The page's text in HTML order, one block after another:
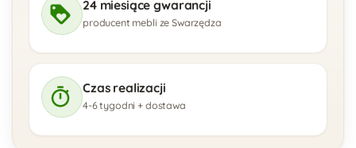
24 miesiące gwarancji
producent mebli ze Swarzędza
Czas realizacji
4-6 tygodni + dostawa